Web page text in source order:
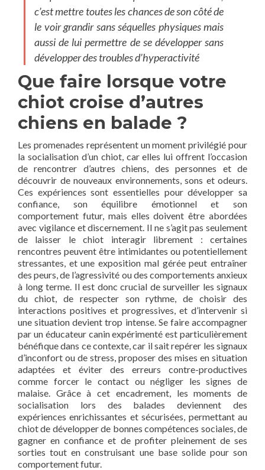
c’est mettre toutes les chances de son côté de
le voir grandir sans séquelles physiques mais
aussi de lui permettre de se développer sans
développer des troubles d’hyperactivité
Que faire lorsque votre
chiot croise d’autres
chiens en balade ?
Les promenades représentent un moment privilégié pour
la socialisation d’un chiot, car elles lui offrent l’occasion
de rencontrer d’autres chiens, des personnes et de
découvrir de nouveaux environnements, sons et odeurs.
Ces expériences sont essentielles pour développer sa
confiance, son équilibre émotionnel et son
comportement futur, mais elles doivent être abordées
avec vigilance et discernement. Il ne s’agit pas seulement
de laisser le chiot interagir librement : certaines
rencontres peuvent être intimidantes ou potentiellement
stressantes, et une exposition mal gérée peut entraîner
des peurs, de l’agressivité ou des comportements anxieux
à long terme. Il est donc crucial de surveiller les signaux
du chiot, de respecter son rythme, de choisir des
interactions positives et progressives, et d’intervenir si
une situation devient trop intense. Se faire accompagner
par un éducateur canin expérimenté est particulièrement
bénéfique dans ce contexte, car il sait repérer les signaux
d’inconfort ou de stress, proposer des mises en situation
adaptées et éviter des erreurs contre-productives
comme forcer le contact ou négliger les signes de
malaise. Grâce à cet encadrement, les moments de
socialisation lors des balades deviennent des
expériences enrichissantes et sécurisées, permettant au
chiot de développer de bonnes compétences sociales, de
gagner en confiance et de profiter pleinement de ses
sorties tout en construisant une base solide pour son
comportement futur.